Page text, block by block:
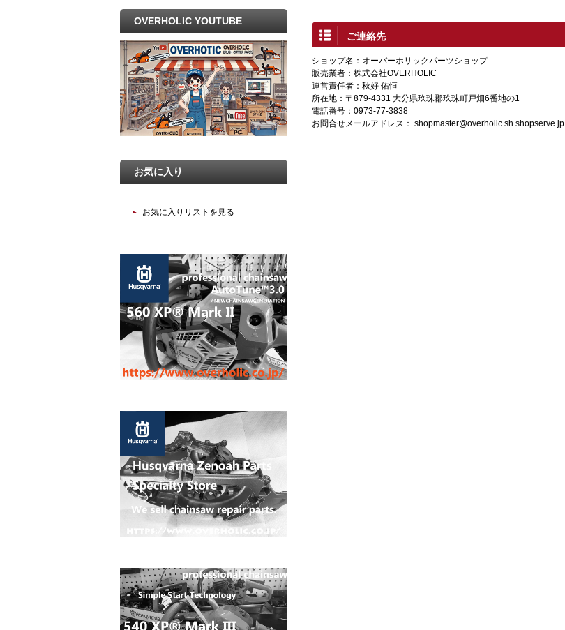
ご連絡先
ショップ名：オーバーホリックパーツショップ
販売業者：株式会社OVERHOLIC
運営責任者：秋好 佑恒
所在地：〒879-4331 大分県玖珠郡玖珠町戸畑6番地の1
電話番号：0973-77-3838
お問合せメールアドレス： shopmaster@overholic.sh.shopserve.jp
OVERHOLIC YOUTUBE
お気に入り
お気に入りリストを見る